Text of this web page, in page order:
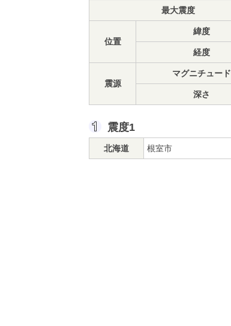
最大震度
位置
緯度
経度
震源
マグニチュード
深さ
震度1
北海道 根室市